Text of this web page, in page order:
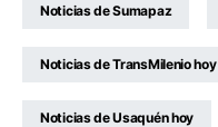
Noticias de Sumapaz
Noticias de TransMilenio hoy
Noticias de Usaquén hoy